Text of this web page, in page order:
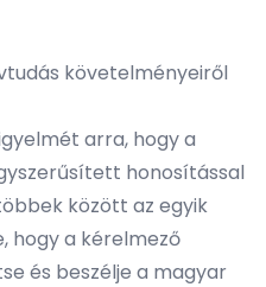
követelményeiről
arra, hogy a
honosítással
között az egyik
hogy a kérelmező
és beszélje a magyar